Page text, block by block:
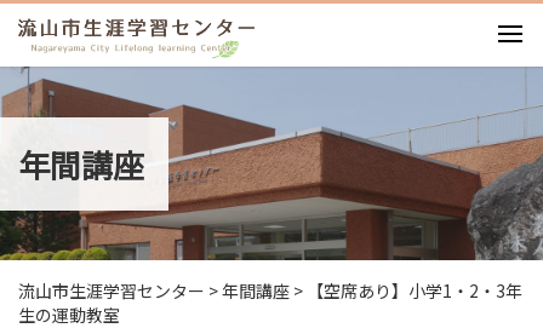
施設紹介
利用案内
利用料・図面
イベント
講座・ワークショップ
アクセス
年間講座
流山市生涯学習センター >年間講座 > 【空席あり】小学1・2・3年
生の運動教室